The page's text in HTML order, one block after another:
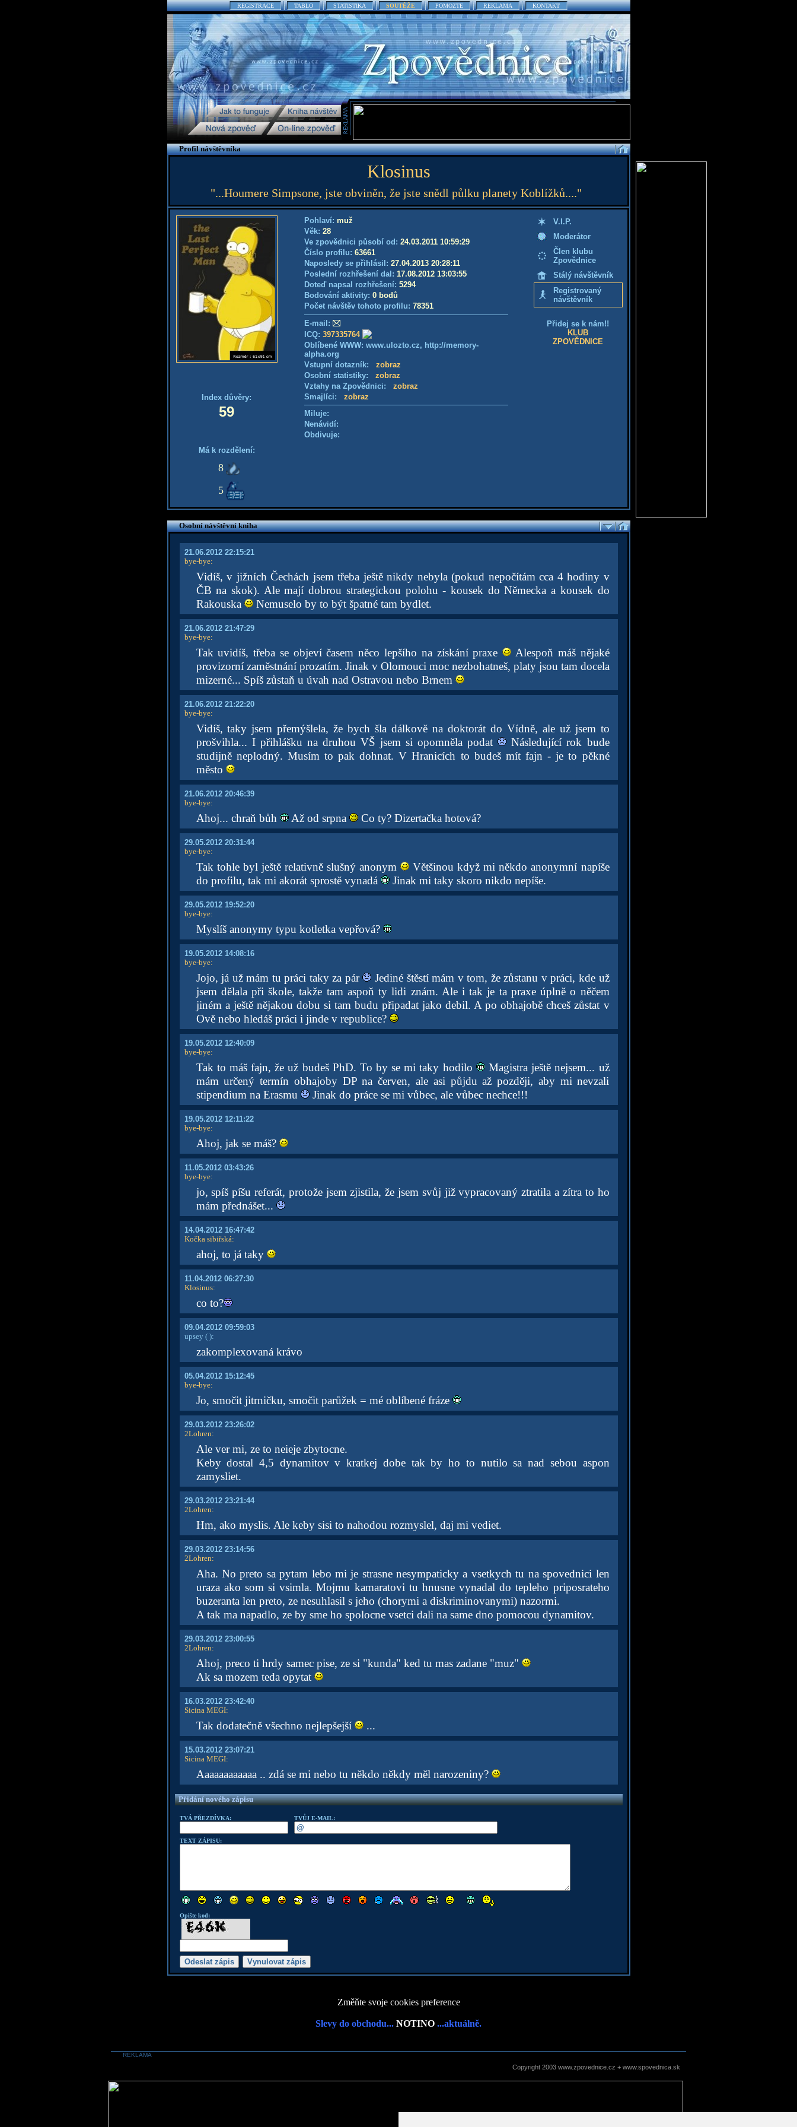
REGISTRACE TABLO STATISTIKA SOUTĚŽE POMOZTE REKLAMA KONTAKT
Profil návštěvníka
Klosinus
"...Houmere Simpsone, jste obviněn, že jste snědl půlku planety Koblížků...."
Index důvěry:
59
Má k rozdělení:
8
5
Pohlaví: muž
Věk: 28
Ve zpovědnici působí od: 24.03.2011 10:59:29
Číslo profilu: 63661
Naposledy se přihlásil: 27.04.2013 20:28:11
Poslední rozhřešení dal: 17.08.2012 13:03:55
Doteď napsal rozhřešení: 5294
Bodování aktivity: 0 bodů
Počet návštěv tohoto profilu: 78351
E-mail:
ICQ: 397335764
Oblíbené WWW: www.ulozto.cz, http://memory-
alpha.org
Vstupní dotazník: zobraz
Osobní statistiky: zobraz
Vztahy na Zpovědnici: zobraz
Smajlíci: zobraz
Miluje:
Nenávidí:
Obdivuje:
V.I.P.
Moderátor
Člen klubu
Zpovědnice
Stálý návštěvník
Registrovaný
návštěvník
Přidej se k nám!!
KLUB
ZPOVĚDNICE
Osobní návštěvní kniha
21.06.2012 22:15:21
bye-bye:
Vidíš, v jižních Čechách jsem třeba ještě nikdy nebyla (pokud nepočítám cca 4 hodiny v
ČB na skok). Ale mají dobrou strategickou polohu - kousek do Německa a kousek do
Rakouska
Nemuselo by to být špatné tam bydlet.
21.06.2012 21:47:29
bye-bye:
Tak uvidíš, třeba se objeví časem něco lepšího na získání praxe
Alespoň máš nějaké
provizorní zaměstnání prozatím. Jinak v Olomouci moc nezbohatneš, platy jsou tam docela
mizerné... Spíš zůstaň u úvah nad Ostravou nebo Brnem
21.06.2012 21:22:20
bye-bye:
Vidíš, taky jsem přemýšlela, že bych šla dálkově na doktorát do Vídně, ale už jsem to
prošvihla... I přihlášku na druhou VŠ jsem si opomněla podat
Následující rok bude
studijně neplodný. Musím to pak dohnat. V Hranicích to budeš mít fajn - je to pěkné
město
21.06.2012 20:46:39
bye-bye:
Ahoj... chraň bůh Až od srpna Co ty? Dizertačka hotová?
29.05.2012 20:31:44
bye-bye:
Tak tohle byl ještě relativně slušný anonym
Většinou když mi někdo anonymní napíše
do profilu, tak mi akorát sprostě vynadá
Jinak mi taky skoro nikdo nepíše.
29.05.2012 19:52:20
bye-bye:
Myslíš anonymy typu kotletka vepřová?
19.05.2012 14:08:16
bye-bye:
Jojo, já už mám tu práci taky za pár
Jediné štěstí mám v tom, že zůstanu v práci, kde už
jsem dělala při škole, takže tam aspoň ty lidi znám. Ale i tak je ta praxe úplně o něčem
jiném a ještě nějakou dobu si tam budu připadat jako debil. A po obhajobě chceš zůstat v
Ově nebo hledáš práci i jinde v republice?
19.05.2012 12:40:09
bye-bye:
Tak to máš fajn, že už budeš PhD. To by se mi taky hodilo
Magistra ještě nejsem... už
mám určený termín obhajoby DP na červen, ale asi půjdu až později, aby mi nevzali
stipendium na Erasmu
Jinak do práce se mi vůbec, ale vůbec nechce!!!
19.05.2012 12:11:22
bye-bye:
Ahoj, jak se máš?
11.05.2012 03:43:26
bye-bye:
jo, spíš píšu referát, protože jsem zjistila, že jsem svůj již vypracovaný ztratila a zítra to ho
mám přednášet...
14.04.2012 16:47:42
Kočka sibiřská:
ahoj, to já taky
11.04.2012 06:27:30
Klosinus:
co to?
09.04.2012 09:59:03
upsey ( ):
zakomplexovaná krávo
05.04.2012 15:12:45
bye-bye:
Jo, smočit jitrničku, smočit parůžek = mé oblíbené fráze
29.03.2012 23:26:02
2Lohren:
Ale ver mi, ze to neieje zbytocne.
Keby dostal 4,5 dynamitov v kratkej dobe tak by ho to nutilo sa nad sebou aspon
zamysliet.
29.03.2012 23:21:44
2Lohren:
Hm, ako myslis. Ale keby sisi to nahodou rozmyslel, daj mi vediet.
29.03.2012 23:14:56
2Lohren:
Aha. No preto sa pytam lebo mi je strasne nesympaticky a vsetkych tu na spovednici len
uraza ako som si vsimla. Mojmu kamaratovi tu hnusne vynadal do tepleho priposrateho
buzeranta len preto, ze nesuhlasil s jeho (chorymi a diskriminovanymi) nazormi.
A tak ma napadlo, ze by sme ho spolocne vsetci dali na same dno pomocou dynamitov.
29.03.2012 23:00:55
2Lohren:
Ahoj, preco ti hrdy samec pise, ze si "kunda" ked tu mas zadane "muz"
Ak sa mozem teda opytat
16.03.2012 23:42:40
Sicina MEGI:
Tak dodatečně všechno nejlepšejší ...
15.03.2012 23:07:21
Sicina MEGI:
Aaaaaaaaaaaa .. zdá se mi nebo tu někdo někdy měl narozeniny?
Přidání nového zápisu
TVÁ PŘEZDÍVKA: TVŮJ E-MAIL:
TEXT ZÁPISU:
Opište kod:
Změňte svoje cookies preference
Slevy do obchodu... NOTINO ...aktuálně.
REKLAMA
Copyright 2003 www.zpovednice.cz + www.spovednica.sk